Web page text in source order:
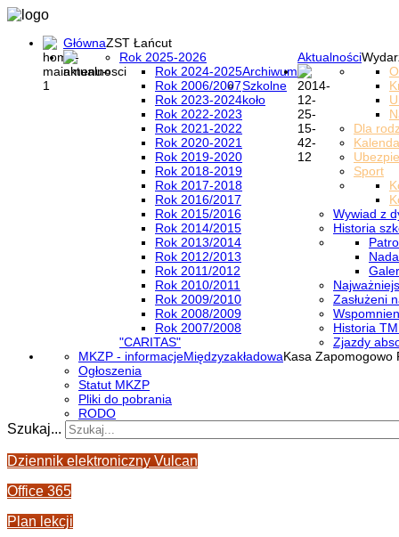
GłównaZST Łańcut
Aktualności
Rok 2025-2026
Archiwum
Rok 2024-2025
Rok 2006/2007
Rok 2023-2024
Rok 2022-2023
Rok 2021-2022
Rok 2020-2021
Rok 2019-2020
Rok 2018-2019
Rok 2017-2018
Rok 2016/2017
Rok 2015/2016
Rok 2014/2015
Rok 2013/2014
Rok 2012/2013
Rok 2011/2012
Rok 2010/2011
Rok 2009/2010
Rok 2008/2009
Rok 2007/2008
Szkolne
koło
"CARITAS"
Dla
Sport
Wywiad z
Historia
Zasłużeni
Historia
Zjazdy
MiędzyzakładowaKasa Zapomogowo
MKZP - informacje
Ogłoszenia
Statut MKZP
Pliki do pobrania
RODO
Szukaj...
Dziennik elektroniczny Vulcan
Office 365
Plan lekcji